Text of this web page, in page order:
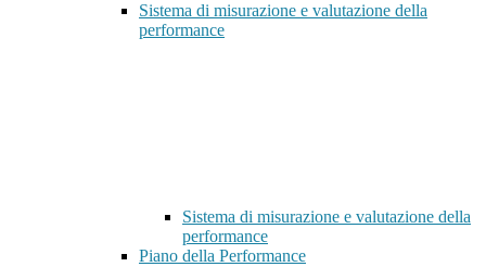
Sistema di misurazione e valutazione della
performance
Sistema di misurazione e valutazione della
performance
Piano della Performance